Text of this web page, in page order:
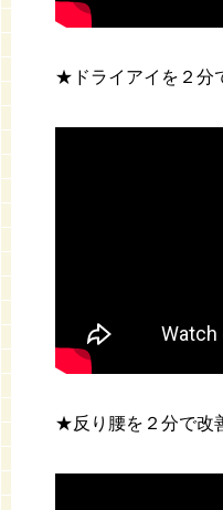
★ドライアイを２分
★反り腰を２分で改